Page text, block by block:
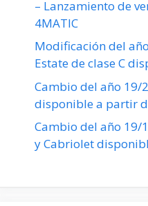
– Lanzamiento de
4MATIC
Modificación del
Estate de clase C
Cambio del año 19/
disponible a partir
Cambio del año 19/
y Cabriolet